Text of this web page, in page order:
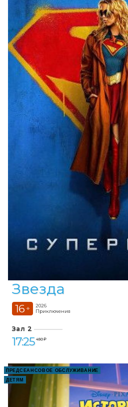
Звезда
16 +
2026
Приключения
Зал 2
17:25 450 ₽
ПРЕДСЕАНСОВОЕ ОБСЛУЖИВАНИЕ
ДЕТЯМ